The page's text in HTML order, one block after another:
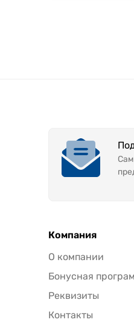
Компания
О компании
Бонусная
Реквизиты
Контакты